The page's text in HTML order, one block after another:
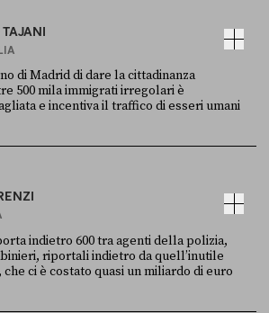
di Madrid di dare la cittadinanza
500 mila immigrati irregolari è
e incentiva il traffico di esseri umani
indietro 600 tra agenti della polizia,
riportali indietro da quell’inutile
ci è costato quasi un miliardo di euro